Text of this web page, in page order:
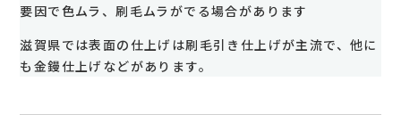
要因で色ムラ、刷毛ムラがでる場合があります
滋賀県では表面の仕上げは刷毛引き仕上げが主流で、他に
も金鏝仕上げなどがあります。